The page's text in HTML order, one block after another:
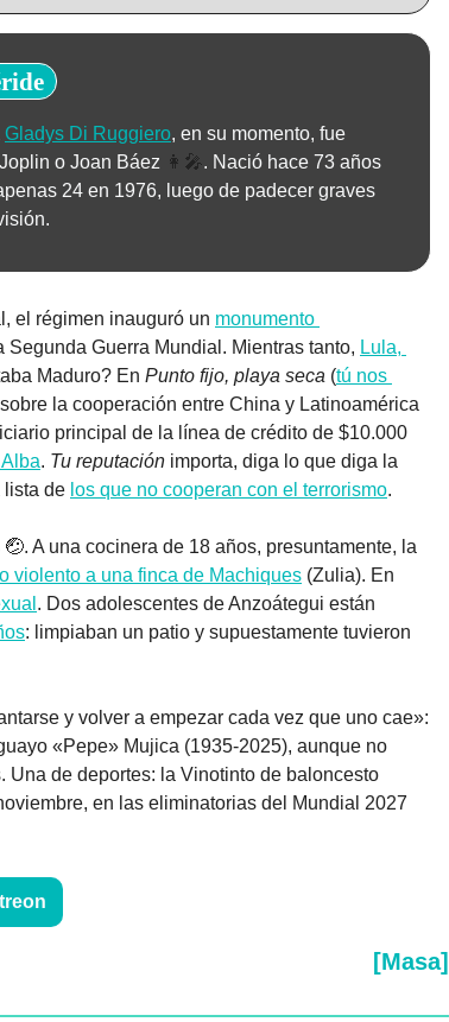
Gladys Di Ruggiero, en su momento, fue
o Joan Báez 👩‍🎤. Nació hace 73 años
24 en 1976, luego de padecer graves
visión.
el régimen inauguró un monumento
Segunda Guerra Mundial. Mientras tanto, Lula,
Maduro? En Punto fijo, playa seca (tú nos
la cooperación entre China y Latinoamérica
principal de la línea de crédito de $10.000
. Tu reputación importa, diga lo que diga la
lista de los que no cooperan con el terrorismo.
🤕. A una cocinera de 18 años, presuntamente, la
violento a una finca de Machiques (Zulia). En
: limpiaban un patio y supuestamente tuvieron
y volver a empezar cada vez que uno cae»:
«Pepe» Mujica (1935-2025), aunque no
Una de deportes: la Vinotinto de baloncesto
[Masa]